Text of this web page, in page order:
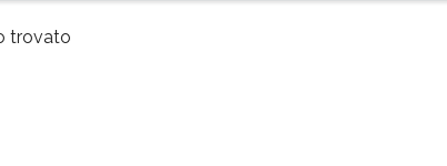
trovato